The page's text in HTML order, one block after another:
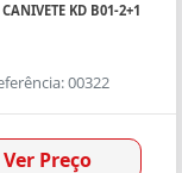
KD B01-2+1
00322
Ver Preço